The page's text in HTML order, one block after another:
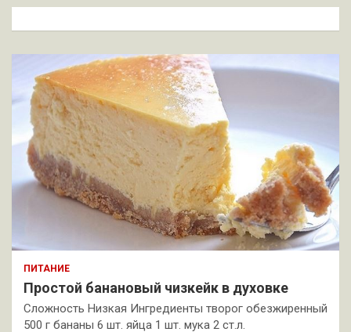
к
ПИТАНИЕ
Простой банановый чизкейк в духовке
Сложность Низкая Ингредиенты творог обезжиренный
500 г бананы 6 шт. яйца 1 шт. мука 2 ст.л.